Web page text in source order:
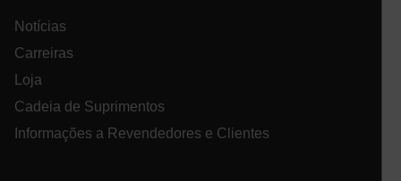
Notícias
Carreiras
Loja
Cadeia de Suprimentos
Informações a Revendedores e Clientes
necessários.
Nome